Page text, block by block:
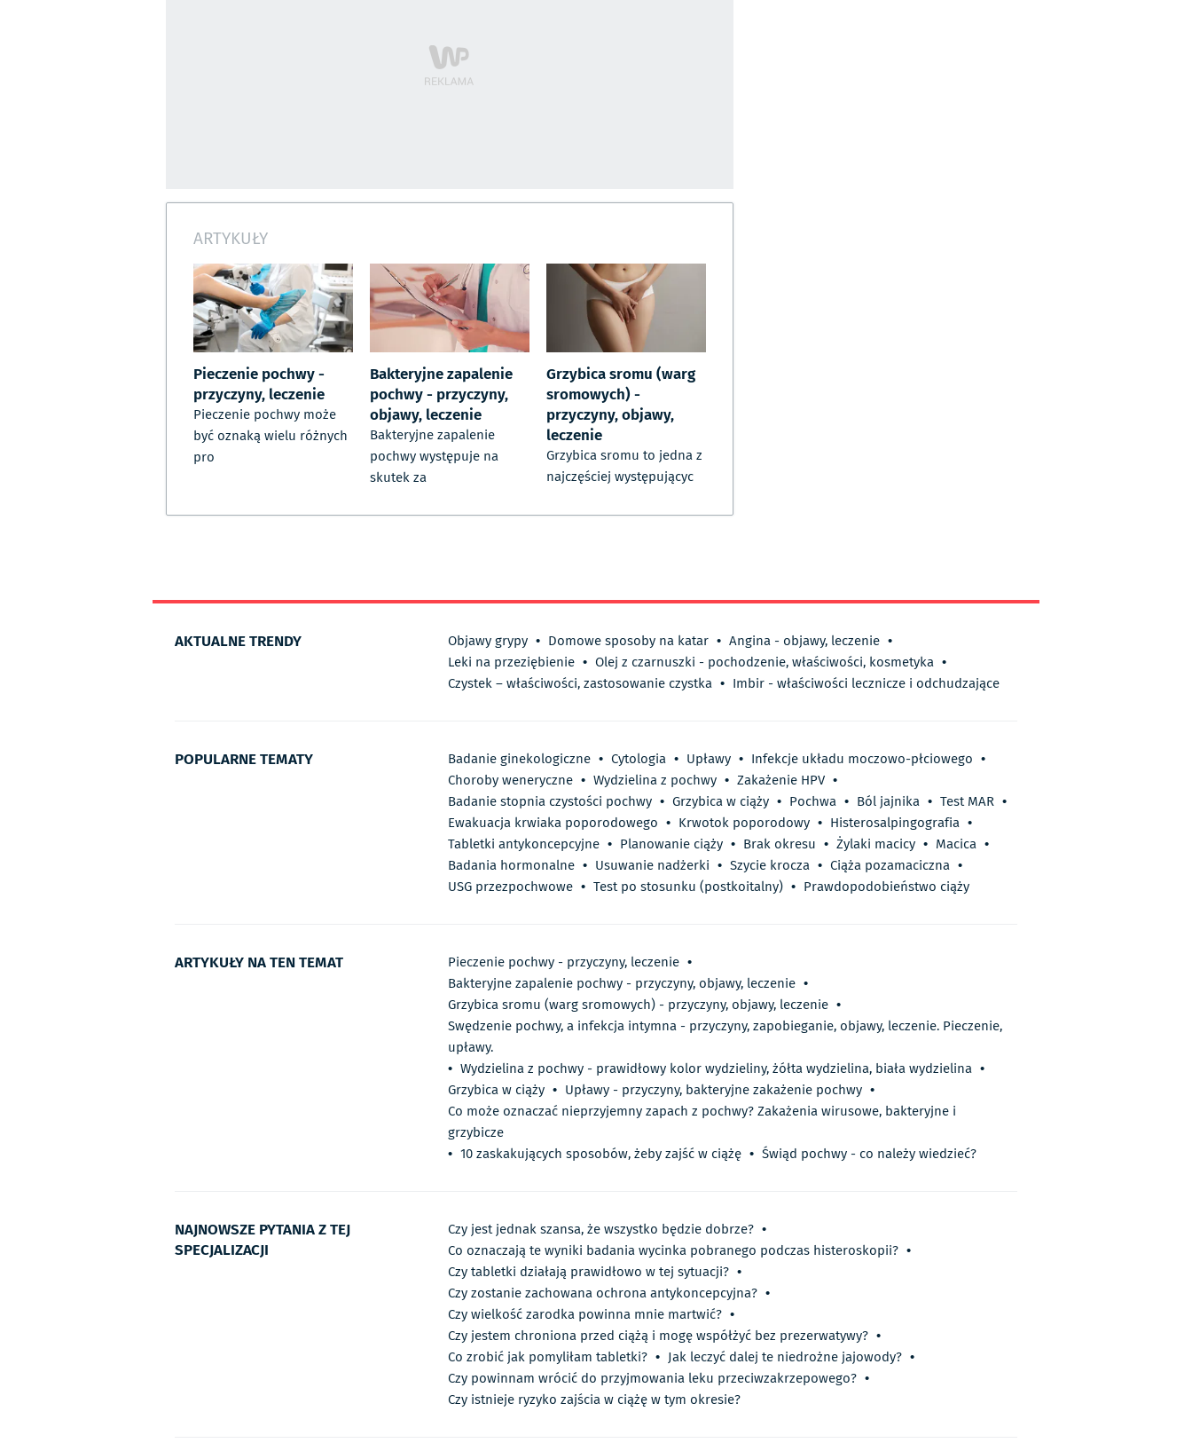
ARTYKUŁY
Pieczenie pochwy -
przyczyny, leczenie
Pieczenie pochwy może
być oznaką wielu różnych
pro
Bakteryjne zapalenie
pochwy - przyczyny,
objawy, leczenie
Bakteryjne zapalenie
pochwy występuje na
skutek za
Grzybica sromu (warg
sromowych) -
przyczyny, objawy,
leczenie
Grzybica sromu to jedna z
najczęściej występującyc
AKTUALNE TRENDY Objawy grypy • Domowe sposoby na katar • Angina - objawy, leczenie •
Leki na przeziębienie • Olej z czarnuszki - pochodzenie, właściwości, kosmetyka •
Czystek – właściwości, zastosowanie czystka • Imbir - właściwości lecznicze i odchudzające
POPULARNE TEMATY Badanie ginekologiczne • Cytologia • Upławy • Infekcje układu moczowo-płciowego •
Choroby weneryczne • Wydzielina z pochwy • Zakażenie HPV •
Badanie stopnia czystości pochwy • Grzybica w ciąży • Pochwa • Ból jajnika • Test MAR •
Ewakuacja krwiaka poporodowego • Krwotok poporodowy • Histerosalpingografia •
Tabletki antykoncepcyjne • Planowanie ciąży • Brak okresu • Żylaki macicy • Macica •
Badania hormonalne • Usuwanie nadżerki • Szycie krocza • Ciąża pozamaciczna •
USG przezpochwowe • Test po stosunku (postkoitalny) • Prawdopodobieństwo ciąży
ARTYKUŁY NA TEN TEMAT Pieczenie pochwy - przyczyny, leczenie •
Bakteryjne zapalenie pochwy - przyczyny, objawy, leczenie •
Grzybica sromu (warg sromowych) - przyczyny, objawy, leczenie •
Swędzenie pochwy, a infekcja intymna - przyczyny, zapobieganie, objawy, leczenie. Pieczenie,
upławy.
• Wydzielina z pochwy - prawidłowy kolor wydzieliny, żółta wydzielina, biała wydzielina •
Grzybica w ciąży • Upławy - przyczyny, bakteryjne zakażenie pochwy •
Co może oznaczać nieprzyjemny zapach z pochwy? Zakażenia wirusowe, bakteryjne i
grzybicze
• 10 zaskakujących sposobów, żeby zajść w ciążę • Świąd pochwy - co należy wiedzieć?
NAJNOWSZE PYTANIA Z TEJ
SPECJALIZACJI
Czy jest jednak szansa, że wszystko będzie dobrze? •
Co oznaczają te wyniki badania wycinka pobranego podczas histeroskopii? •
Czy tabletki działają prawidłowo w tej sytuacji? •
Czy zostanie zachowana ochrona antykoncepcyjna? •
Czy wielkość zarodka powinna mnie martwić? •
Czy jestem chroniona przed ciążą i mogę współżyć bez prezerwatywy? •
Co zrobić jak pomyliłam tabletki? • Jak leczyć dalej te niedrożne jajowody? •
Czy powinnam wrócić do przyjmowania leku przeciwzakrzepowego? •
Czy istnieje ryzyko zajścia w ciążę w tym okresie?